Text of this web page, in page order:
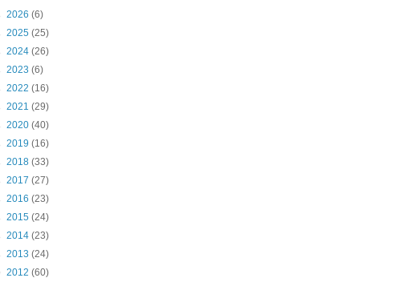
2026 (6)
2025 (25)
2024 (26)
2023 (6)
2022 (16)
2021 (29)
2020 (40)
2019 (16)
2018 (33)
2017 (27)
2016 (23)
2015 (24)
2014 (23)
2013 (24)
2012 (60)